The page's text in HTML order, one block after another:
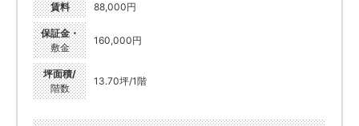
賃料 88,000円
保証金・
敷金
160,000円
坪面積/
階数
13.70坪/1階